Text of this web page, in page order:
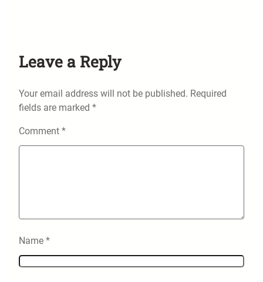
Leave a Reply
Your email address will not be published. Required
fields are marked *
Comment *
Name *